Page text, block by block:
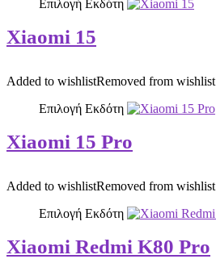
Επιλογή Εκδότη
Xiaomi 15
Added to wishlistRemoved from wishlist
Επιλογή Εκδότη
Xiaomi 15 Pro
Added to wishlistRemoved from wishlist
Επιλογή Εκδότη
Xiaomi Redmi K80 Pro